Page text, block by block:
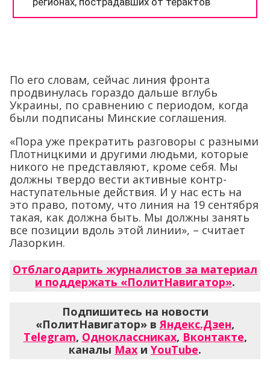
По его словам, сейчас линия фронта
продвинулась гораздо дальше вглубь
Украины, по сравнению с периодом, когда
были подписаны Минские соглашения.
«Пора уже прекратить разговоры с разными
Плотницкими и другими людьми, которые
никого не представляют, кроме себя. Мы
должны твердо вести активные контр-
наступательные действия. И у нас есть на
это право, потому, что линия на 19 сентября
такая, как должна быть. Мы должны занять
все позиции вдоль этой линии», – считает
Лазоркин.
Отблагодарить журналистов за материал
и поддержать «ПолитНавигатор».
Подпишитесь на новости
«ПолитНавигатор» вЯндекс.Дзен,
Telegram, Одноклассниках, Вконтакте,
каналы Max и YouTube.